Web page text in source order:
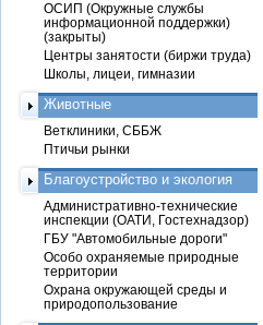
ОСИП (Окружные службы
информационной поддержки)
(закрыты)
Центры занятости (биржи труда)
Школы, лицеи, гимназии
Животные
Ветклиники, СББЖ
Птичьи рынки
Благоустройство и экология
Административно-технические
инспекции (ОАТИ, Гостехнадзор)
ГБУ "Автомобильные дороги"
Особо охраняемые природные
территории
Охрана окружающей среды и
природопользование